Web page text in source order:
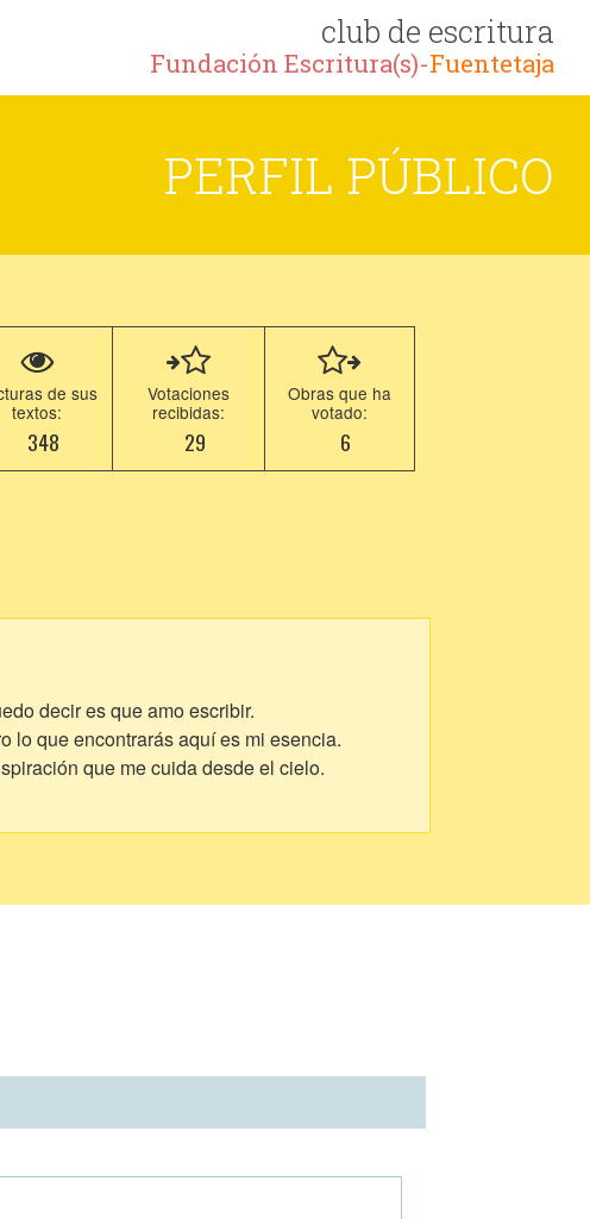
club de escritura
Fundación Escritura(s)-Fuentetaja
PERFIL PÚBLICO
de sus
textos:
348
Votaciones
recibidas:
29
Obras que ha
votado:
6
decir es que amo escribir.
lo que encontrarás aquí es mi esencia.
que me cuida desde el cielo.